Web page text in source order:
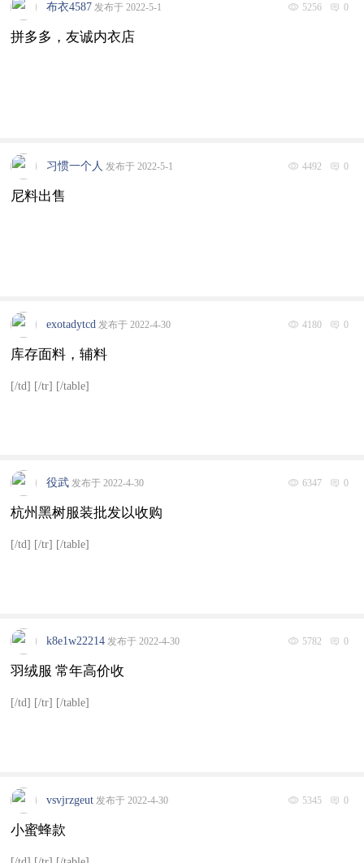
5256 0
布衣4587 发布于 2022-5-1
拼多多，友诚内衣店
4492 0
习惯一个人 发布于 2022-5-1
尼料出售
4180 0
exotadytcd 发布于 2022-4-30
库存面料，辅料
[/td] [/tr] [/table]
6347 0
役武 发布于 2022-4-30
杭州黑树服装批发以收购
[/td] [/tr] [/table]
5782 0
k8e1w22214 发布于 2022-4-30
羽绒服 常年高价收
[/td] [/tr] [/table]
5345 0
vsvjrzgeut 发布于 2022-4-30
小蜜蜂款